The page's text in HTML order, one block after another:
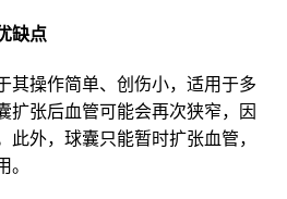
缺点
其操作简单、创伤小，适用于多
扩张后血管可能会再次狭窄，因
此外，球囊只能暂时扩张血管，
。